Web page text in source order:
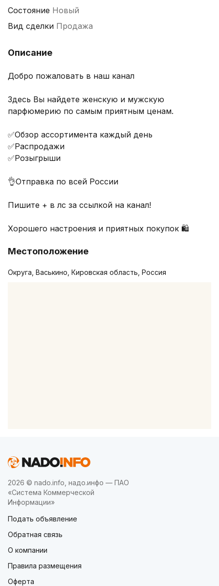
Состояние Новый
Вид сделки Продажа
Описание
Добро пожаловать в наш канал
Здесь Вы найдете женскую и мужскую
парфюмерию по самым приятным ценам.
✅Обзор ассортимента каждый день
✅Распродажи
✅Розыгрыши
👌Отправка по всей России
Пишите + в лс за ссылкой на канал!
Хорошего настроения и приятных покупок 🛍️
Местоположение
Округа, Васькино, Кировская область, Россия
2026 © nado.info, надо.инфо — ПАО
«Система Коммерческой
Информации»
Подать объявление
Обратная связь
О компании
Правила размещения
Оферта